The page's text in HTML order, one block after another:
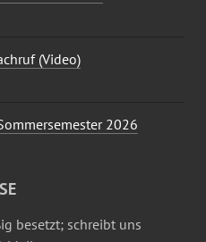
(Video)
2026
besetzt; schreibt uns